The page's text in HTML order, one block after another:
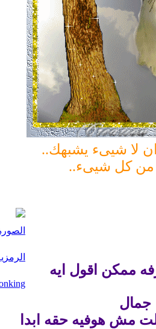
لا شيىء يشبهك..
من كل شيىء..
ممكن اقول ايه
جمال
مش هوفيه حقه ابدا